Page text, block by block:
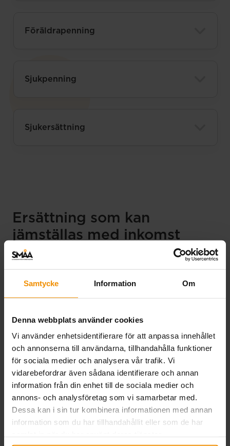
Samtycke Information Om
Denna webbplats använder cookies
Vi använder enhetsidentifierare för att anpassa innehållet
och annonserna till användarna, tillhandahålla funktioner
för sociala medier och analysera vår trafik. Vi
vidarebefordrar även sådana identifierare och annan
information från din enhet till de sociala medier och
annons- och analysföretag som vi samarbetar med.
Dessa kan i sin tur kombinera informationen med annan
information som du har tillhandahållit eller som de har
Föräldrapenning
Sjukpenning
Sjukersättning
Ersättning som kan
jämställas med inkomst
Ersättning från socialförsäkringar kan i vissa fall
inkomstvillkoret och i beräkningen av din
Läs mer om jämställd inkomst här